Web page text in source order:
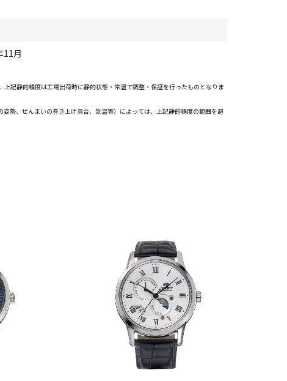
11月
記静的精度は工場出荷時に静的状態・常温で調整・保証を行ったものとなりま
勢、ぜんまいの巻き上げ具合、気温等）によっては、上記静的精度の範囲を超